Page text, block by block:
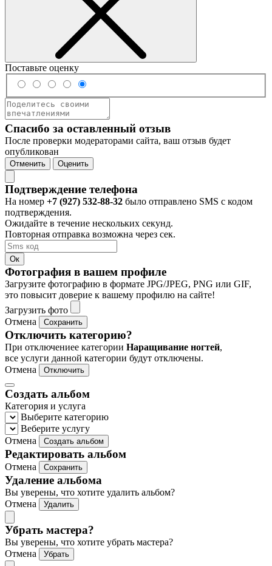
Поставьте оценку
Спасибо за оставленный отзыв
После проверки модераторами сайта, ваш отзыв будет
опубликован
Отменить Оценить
Подтверждение телефона
На номер +7 (927) 532-88-32 было отправлено SMS с кодом
подтверждения.
Ожидайте в течение нескольких секунд.
Повторная отправка возможна через сек.
Ок
Фотография в вашем профиле
Загрузите фотографию в формате JPG/JPEG, PNG или GIF,
это повысит доверие к вашему профилю на сайте!
Загрузить фото
Отмена
Сохранить
Отключить категорию?
При отключениее категории Наращивание ногтей,
все услуги данной категории будут отключены.
Отмена
Отключить
Создать альбом
Категория и услуга
Выберите категорию
Веберите услугу
Отмена
Создать альбом
Редактировать альбом
Отмена Сохранить
Удаление альбома
Вы уверены, что хотите удалить альбом?
Отмена
Удалить
Убрать мастера?
Вы уверены, что хотите убрать мастера?
Отмена
Убрать